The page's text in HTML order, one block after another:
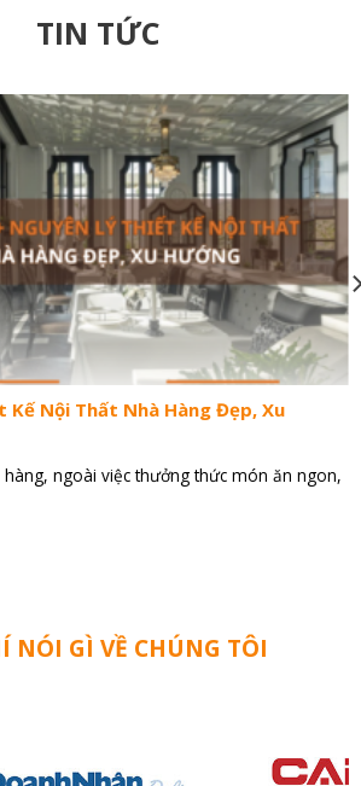
TIN TỨC
Kế Nội Thất Nhà Hàng Đẹp, Xu
ngoài việc thưởng thức món ăn ngon,
NÓI GÌ VỀ CHÚNG TÔI